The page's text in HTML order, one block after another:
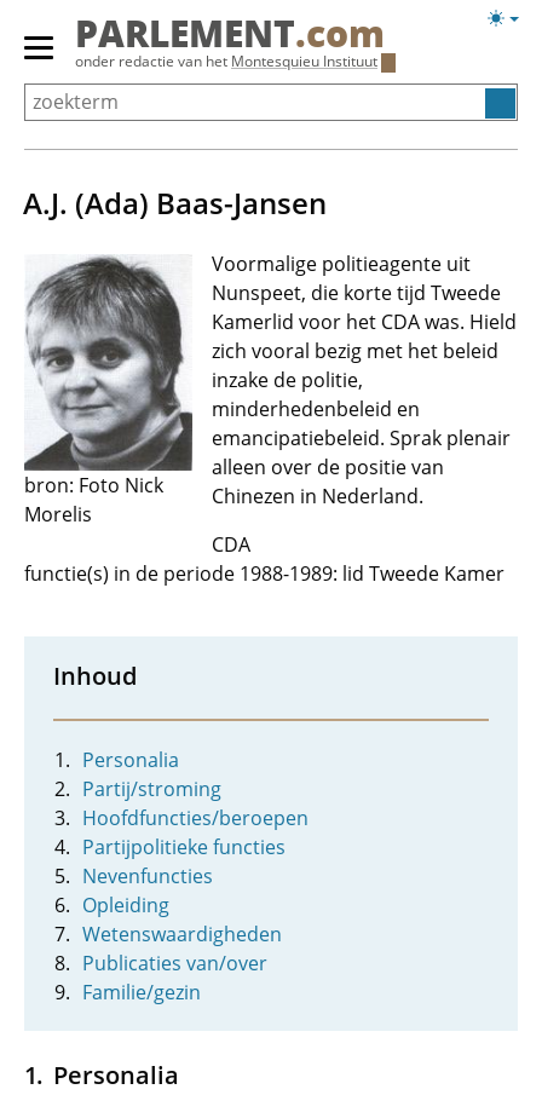
Overslaan
Primair
menu
tonen/verbergen
PARLEMENT.com
onder redactie van het Montesquieu Instituut
A.J. (Ada) Baas-Jansen
bron: Foto Nick
Morelis
Voormalige politieagente uit
Nunspeet, die korte tijd Tweede
Kamerlid voor het CDA was. Hield
zich vooral bezig met het beleid
inzake de politie,
minderhedenbeleid en
emancipatiebeleid. Sprak plenair
alleen over de positie van
Chinezen in Nederland.
CDA
functie(s) in de periode 1988-1989: lid Tweede Kamer
Inhoud
Personalia
Partij/stroming
Hoofdfuncties/beroepen
Partijpolitieke functies
Nevenfuncties
Opleiding
Wetenswaardigheden
Publicaties van/over
Familie/gezin
Personalia